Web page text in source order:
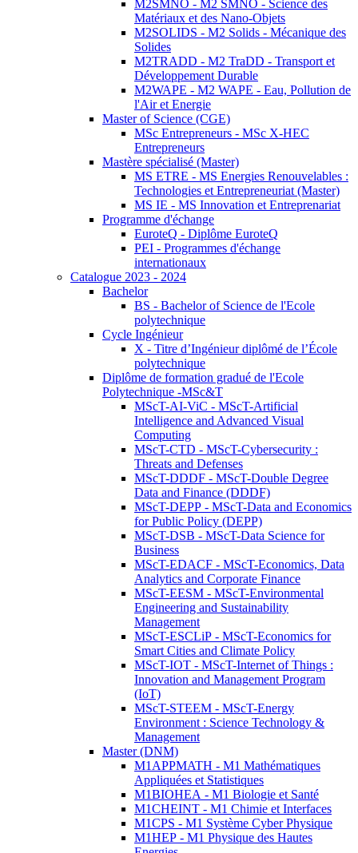
M2SMNO - M2 SMNO - Science des
Matériaux et des Nano-Objets
M2SOLIDS - M2 Solids - Mécanique des
Solides
M2TRADD - M2 TraDD - Transport et
Développement Durable
M2WAPE - M2 WAPE - Eau, Pollution de
l'Air et Energie
Master of Science (CGE)
MSc Entrepreneurs - MSc X-HEC
Entrepreneurs
Mastère spécialisé (Master)
MS ETRE - MS Energies Renouvelables :
Technologies et Entrepreneuriat (Master)
MS IE - MS Innovation et Entreprenariat
Programme d'échange
EuroteQ - Diplôme EuroteQ
PEI - Programmes d'échange
internationaux
Catalogue 2023 - 2024
Bachelor
BS - Bachelor of Science de l'Ecole
polytechnique
Cycle Ingénieur
X - Titre d’Ingénieur diplômé de l’École
polytechnique
Diplôme de formation gradué de l'Ecole
Polytechnique -MSc&T
MScT-AI-ViC - MScT-Artificial
Intelligence and Advanced Visual
Computing
MScT-CTD - MScT-Cybersecurity :
Threats and Defenses
MScT-DDDF - MScT-Double Degree
Data and Finance (DDDF)
MScT-DEPP - MScT-Data and Economics
for Public Policy (DEPP)
MScT-DSB - MScT-Data Science for
Business
MScT-EDACF - MScT-Economics, Data
Analytics and Corporate Finance
MScT-EESM - MScT-Environmental
Engineering and Sustainability
Management
MScT-ESCLiP - MScT-Economics for
Smart Cities and Climate Policy
MScT-IOT - MScT-Internet of Things :
Innovation and Management Program
(IoT)
MScT-STEEM - MScT-Energy
Environment : Science Technology &
Management
Master (DNM)
M1APPMATH - M1 Mathématiques
Appliquées et Statistiques
M1BIOHEA - M1 Biologie et Santé
M1CHEINT - M1 Chimie et Interfaces
M1CPS - M1 Système Cyber Physique
M1HEP - M1 Physique des Hautes